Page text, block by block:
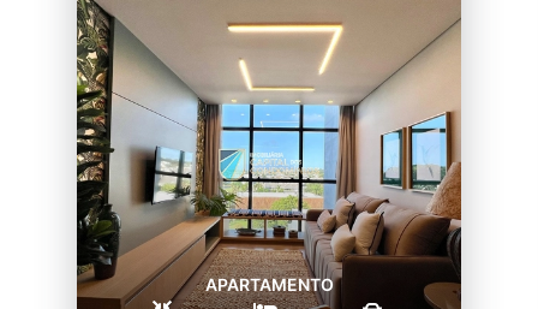
APARTAMENTO